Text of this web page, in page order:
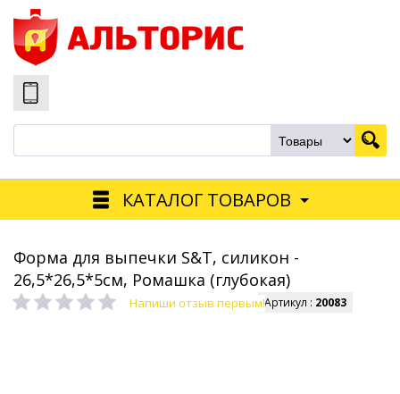
КАТАЛОГ ТОВАРОВ
Форма для выпечки S&T, силикон -
26,5*26,5*5см, Ромашка (глубокая)
Напиши отзыв первым!Артикул : 20083